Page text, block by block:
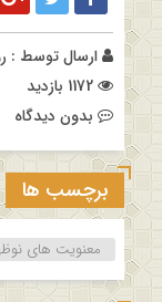
ارسال توسط :
بدون دیدگاه
برچسب ها
معنویت های